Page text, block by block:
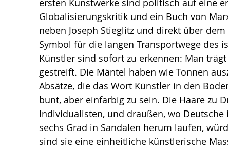
ersten Kunstwerke sind politisch auf eine
Globalisierungskritik und ein Buch von
neben Joseph Stieglitz und direkt über
Symbol für die langen Transportwege des
Künstler sind sofort zu erkennen: Man
gestreift. Die Mäntel haben wie Tonnen
Absätze, die das Wort Künstler in den
bunt, aber einfarbig zu sein. Die Haare zu
Individualisten, und draußen, wo
sechs Grad in Sandalen herum laufen,
sind sie eine einheitliche künstlerische